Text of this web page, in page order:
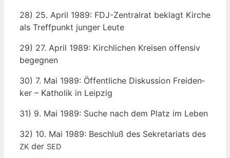
28) 25. April 1989: FDJ-Zen­tral­rat beklagt Kir­che
als Treff­punkt jun­ger Leute
29) 27. April 1989: Kirch­li­chen Krei­sen offen­siv
begegnen
30) 7. Mai 1989: Öffent­li­che Dis­kus­si­on Frei­den­
ker – Katho­lik in Leipzig
31) 9. Mai 1989: Suche nach dem Platz im Leben
32) 10. Mai 1989: Beschluß des Sekre­ta­ri­ats des
ZK der SED